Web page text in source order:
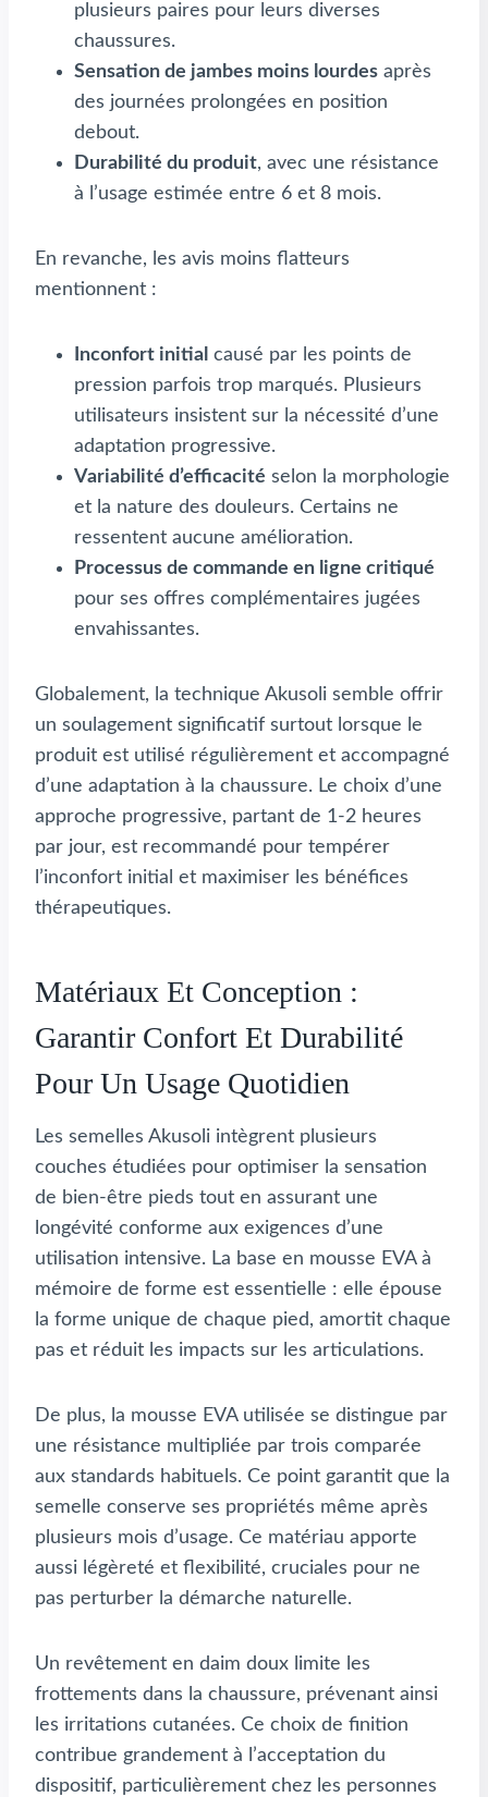
plusieurs paires pour leurs diverses
chaussures.
Sensation de jambes moins lourdes après
des journées prolongées en position
debout.
Durabilité du produit, avec une résistance
à l’usage estimée entre 6 et 8 mois.
En revanche, les avis moins flatteurs
mentionnent :
Inconfort initial causé par les points de
pression parfois trop marqués. Plusieurs
utilisateurs insistent sur la nécessité d’une
adaptation progressive.
Variabilité d’efficacité selon la morphologie
et la nature des douleurs. Certains ne
ressentent aucune amélioration.
Processus de commande en ligne critiqué
pour ses offres complémentaires jugées
envahissantes.
Globalement, la technique Akusoli semble offrir
un soulagement significatif surtout lorsque le
produit est utilisé régulièrement et accompagné
d’une adaptation à la chaussure. Le choix d’une
approche progressive, partant de 1-2 heures
par jour, est recommandé pour tempérer
l’inconfort initial et maximiser les bénéfices
thérapeutiques.
Matériaux Et Conception :
Garantir Confort Et Durabilité
Pour Un Usage Quotidien
Les semelles Akusoli intègrent plusieurs
couches étudiées pour optimiser la sensation
de bien-être pieds tout en assurant une
longévité conforme aux exigences d’une
utilisation intensive. La base en mousse EVA à
mémoire de forme est essentielle : elle épouse
la forme unique de chaque pied, amortit chaque
pas et réduit les impacts sur les articulations.
De plus, la mousse EVA utilisée se distingue par
une résistance multipliée par trois comparée
aux standards habituels. Ce point garantit que la
semelle conserve ses propriétés même après
plusieurs mois d’usage. Ce matériau apporte
aussi légèreté et flexibilité, cruciales pour ne
pas perturber la démarche naturelle.
Un revêtement en daim doux limite les
frottements dans la chaussure, prévenant ainsi
les irritations cutanées. Ce choix de finition
contribue grandement à l’acceptation du
dispositif, particulièrement chez les personnes